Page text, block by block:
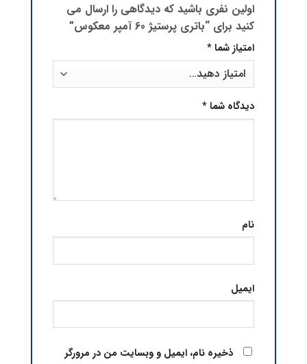
اولین نفری باشید که دیدگاهی را ارسال می
کنید برای “باتری پرستیژ 60 آمپر معکوس”
امتیاز شما*
دیدگاه شما*
نام
ایمیل
ذخیره نام، ایمیل و وبسایت من در مرورگر